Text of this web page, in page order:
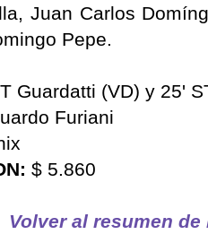
Juan Carlos
Pepe.
Guardatti (VD) y 25'
Furiani
$ 5.860
Volver al resumen